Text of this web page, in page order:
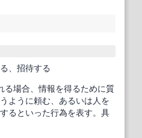
、招待する
る場合、情報を得るために質
ように頼む、あるいは人を
るといった行為を表す。具